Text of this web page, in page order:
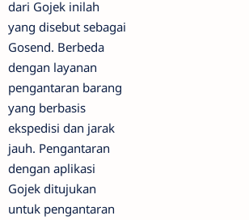
dari Gojek inilah
yang disebut sebagai
Gosend. Berbeda
dengan layanan
pengantaran barang
yang berbasis
ekspedisi dan jarak
jauh. Pengantaran
dengan aplikasi
Gojek ditujukan
untuk pengantaran